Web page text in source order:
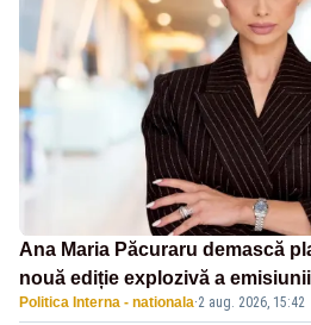
Ana Maria Păcuraru demască
nouă ediție explozivă a
Realitatea PLUS
Politica Interna - nationala·2 aug. 2026, 15:42